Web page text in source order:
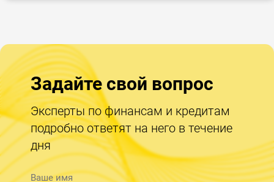
Задайте свой вопрос
Эксперты по финансам и кредитам
подробно ответят на него в течение
дня